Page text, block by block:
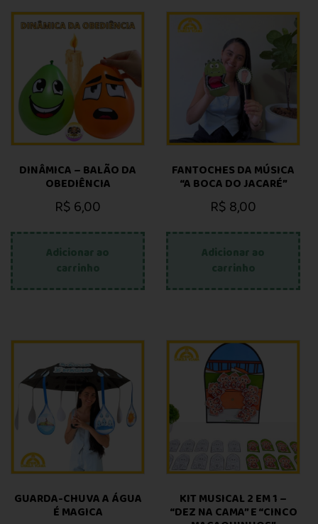
DINÂMICA – BALÃO DA
OBEDIÊNCIA
R$6,00
Adicionar ao
carrinho
FANTOCHES DA MÚSICA
“A BOCA DO JACARÉ”
R$8,00
Adicionar ao
carrinho
GUARDA-CHUVA A ÁGUA
É MAGICA
KIT MUSICAL 2 EM 1 –
“DEZ NA CAMA” E “CINCO